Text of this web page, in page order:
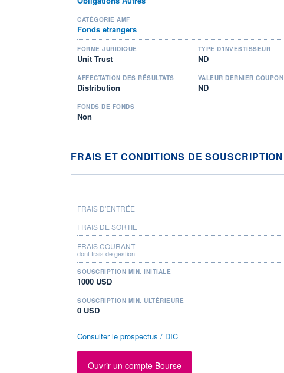
CATÉGORIE AMF
Fonds etrangers
FORME JURIDIQUE
Unit Trust
TYPE D'INVESTISSEUR
ND
AFFECTATION DES RÉSULTATS
Distribution
VALEUR DERNIER COUPON
ND
FONDS DE FONDS
Non
FRAIS ET CONDITIONS DE SOUSCRIPTION
FRAIS D'ENTRÉE
FRAIS DE SORTIE
FRAIS COURANT
dont frais de gestion
SOUSCRIPTION MIN. INITIALE
1000 USD
SOUSCRIPTION MIN. ULTÉRIEURE
0 USD
Consulter le prospectus / DIC
Ouvrir un compte Bourse